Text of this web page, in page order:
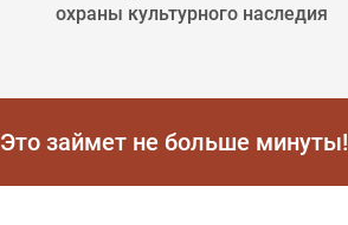
охраны культурного наследия
Это займет не больше минуты!